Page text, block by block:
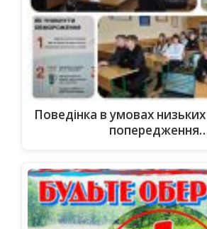
Поведінка в умовах